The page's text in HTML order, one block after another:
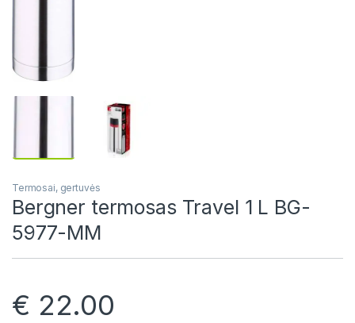
Termosai, gertuvės
Bergner termosas Travel 1 L BG-
5977-MM
€ 22.00